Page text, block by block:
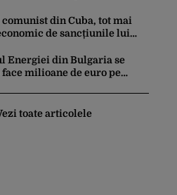
din Cuba, tot mai
de sancțiunile lui
prin mimat reforme”
Energiei din Bulgaria se
face milioane de euro pe
toate articolele